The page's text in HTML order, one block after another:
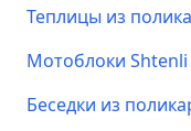
Теплицы из
Мотоблоки
Беседки из